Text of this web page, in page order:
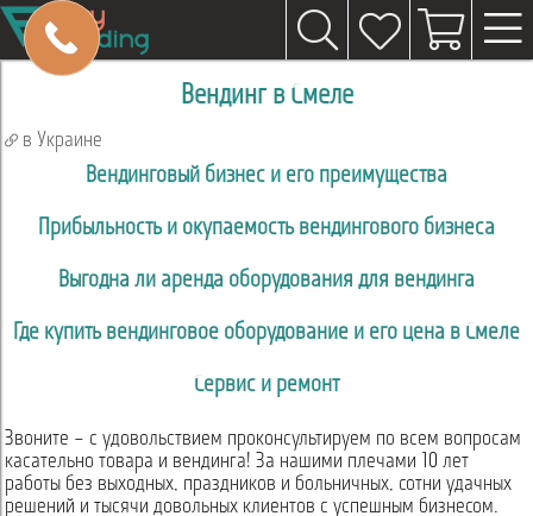
Вендинг в Смеле
в Украине
Вендинговый бизнес и его преимущества
Прибыльность и окупаемость вендингового бизнеса
Выгодна ли аренда оборудования для вендинга
Где купить вендинговое оборудование и его цена в Смеле
Сервис и ремонт
Звоните – с удовольствием проконсультируем по всем вопросам
касательно товара и вендинга! За нашими плечами 10 лет
работы без выходных, праздников и больничных, сотни удачных
решений и тысячи довольных клиентов с успешным бизнесом.